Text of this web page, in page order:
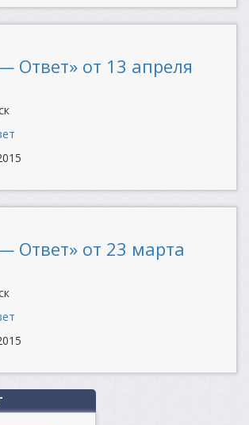
Ответ» от 13 апреля
Ответ» от 23 марта